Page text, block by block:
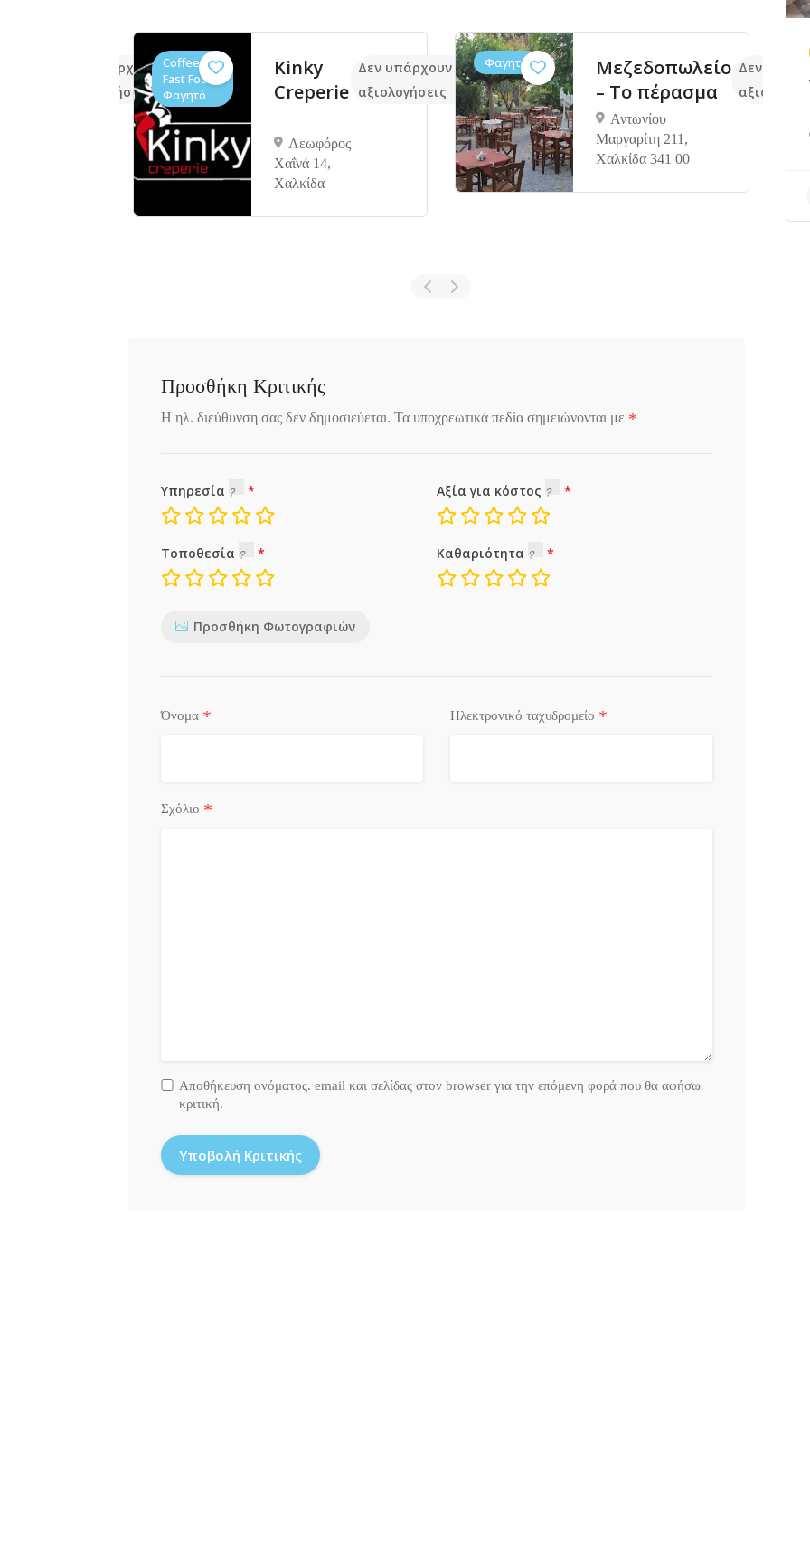
Δεν υπάρχουν ακόμα
αξιολογήσεις
Coffee-
Fast Food,
Φαγητό
Kinky
Creperie
Λεωφόρος
Χαΐνά 14,
Χαλκίδα
Δεν υπάρχουν ακόμα
αξιολογήσεις
Φαγητό
Μεζεδοπωλείο
– Το πέρασμα
Αντωνίου
Μαργαρίτη 211,
Χαλκίδα 341 00
Δεν
Προσθήκη Κριτικής
Η ηλ. διεύθυνση σας δεν δημοσιεύεται. Τα υποχρεωτικά πεδία σημειώνονται με *
Υπηρεσία Αξία για κόστος
Τοποθεσία Καθαριότητα
Προσθήκη Φωτογραφιών
Όνομα * Ηλεκτρονικό ταχυδρομείο *
Σχόλιο *
Αποθήκευση ονόματος. email και σελίδας στον browser για την επόμενη φορά που θα αφήσω
κριτική.